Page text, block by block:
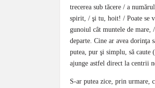
trecerea sub tăcere / a
spirit, / şi tu, hoit! / Poate se
gunoiul cât muntele de mare,
departe. Cine ar avea dorinţa
putea, pur şi simplu, să caute
ajunge astfel direct la centrii
S-ar putea zice, prin urmare,